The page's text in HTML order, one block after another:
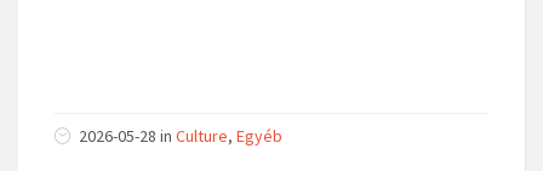
2026-05-28 in Culture, Egyéb